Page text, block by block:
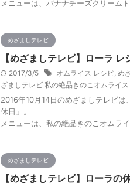
メニューは、バナナチーズクリームト
めざましテレビ
【めざましテレビ】ローラ
2017/3/5 オムライス レシピ, め
ざましテレビ 私の絶品きのこオムライス
2016年10月14日のめざましテレビ
休日」。
メニューは、私の絶品きのこオムライ
めざましテレビ
【めざましテレビ】ローラ